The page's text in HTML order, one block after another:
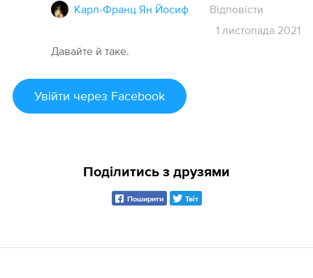
Карл-Франц Ян Йосиф
Відповісти
1 листопада 2021
Давайте й таке.
Увійти через Facebook
Поділитись з друзями
Поширити Твіт